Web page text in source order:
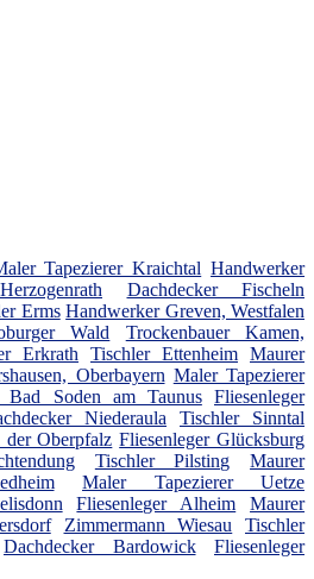
Tapezierer Kraichtal Handwerker
Dachdecker Fischeln
Erms Handwerker Greven, Westfalen
Wald
Trockenbauer Kamen,
Erkrath Tischler Ettenheim Maurer
Oberbayern Maler Tapezierer
Bad Soden am Taunus Fliesenleger
Niederaula
Tischler Sinntal
der Oberpfalz Fliesenleger Glücksburg
Tischler Pilsting
Maurer
Maler Tapezierer Uetze
Fliesenleger Alheim
Maurer
Zimmermann Wiesau
Tischler
Dachdecker Bardowick
Fliesenleger